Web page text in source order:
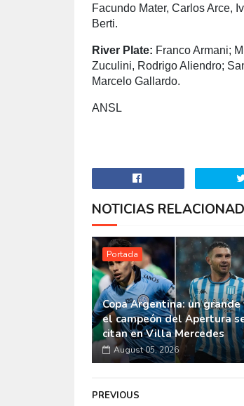
Facundo Mater, Carlos Arce,
Berti.
River Plate: Franco Armani;
Zuculini, Rodrigo Aliendro;
Marcelo Gallardo.
ANSL
NOTICIAS
Portada
Copa Argentina: un grande
el campeón del Apertura
citan en Villa Mercedes
August 05, 2026
PREVIOUS